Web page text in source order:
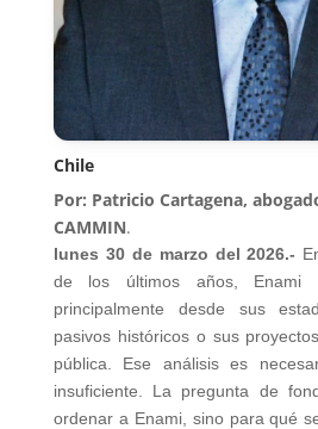
Chile
Por: Patricio Cartagena,
CAMMIN.
lunes 30 de marzo del 2026.-
de los últimos años, Enami
principalmente desde sus
pasivos históricos o sus
pública. Ese análisis es
insuficiente. La pregunta de
ordenar a Enami, sino para qué